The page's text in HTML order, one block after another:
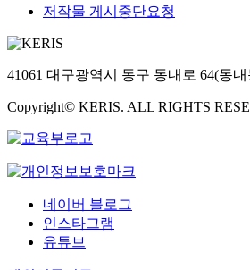
저작물 게시중단요청
41061 대구광역시 동구 동내로 64(동
Copyright© KERIS. ALL RIGHTS
네이버 블로그
인스타그램
유튜브